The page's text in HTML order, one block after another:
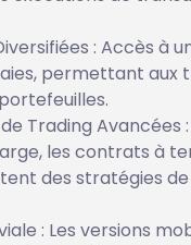
: Accès à
permettant aux
Trading Avancées
les contrats à
des stratégies
: Les versions